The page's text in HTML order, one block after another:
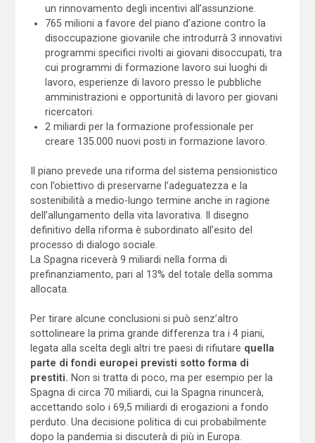
un rinnovamento degli incentivi all’assunzione.
765 milioni a favore del piano d’azione contro la
disoccupazione giovanile che introdurrà 3 innovativi
programmi specifici rivolti ai giovani disoccupati, tra
cui programmi di formazione lavoro sui luoghi di
lavoro, esperienze di lavoro presso le pubbliche
amministrazioni e opportunità di lavoro per giovani
ricercatori.
2 miliardi per la formazione professionale per
creare 135.000 nuovi posti in formazione lavoro.
Il piano prevede una riforma del sistema pensionistico
con l’obiettivo di preservarne l’adeguatezza e la
sostenibilità a medio-lungo termine anche in ragione
dell’allungamento della vita lavorativa. Il disegno
definitivo della riforma è subordinato all’esito del
processo di dialogo sociale.
La Spagna riceverà 9 miliardi nella forma di
prefinanziamento, pari al 13% del totale della somma
allocata.
Per tirare alcune conclusioni si può senz’altro
sottolineare la prima grande differenza tra i 4 piani,
legata alla scelta degli altri tre paesi di rifiutare quella
parte di fondi europei previsti sotto forma di
prestiti. Non si tratta di poco, ma per esempio per la
Spagna di circa 70 miliardi, cui la Spagna rinuncerà,
accettando solo i 69,5 miliardi di erogazioni a fondo
perduto. Una decisione politica di cui probabilmente
dopo la pandemia si discuterà di più in Europa.